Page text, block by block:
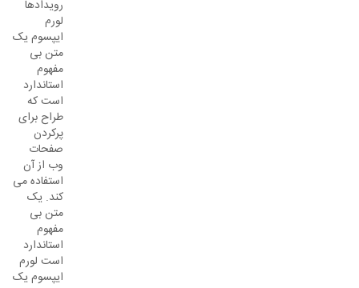
رویدادها
لورم
ایپسوم یک
متن بی
مفهوم
استاندارد
است که
طراح برای
پرکردن
صفحات
وب از آن
استفاده می
کند. یک
متن بی
مفهوم
استاندارد
است لورم
ایپسوم یک